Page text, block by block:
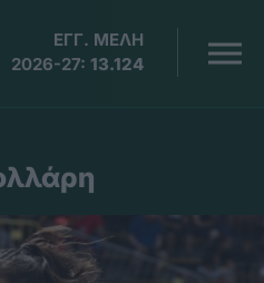
ΕΓΓ. ΜΕΛΗ
2026-27: 13.124